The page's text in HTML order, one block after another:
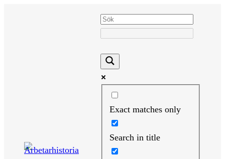
Exact matches only
Search in title